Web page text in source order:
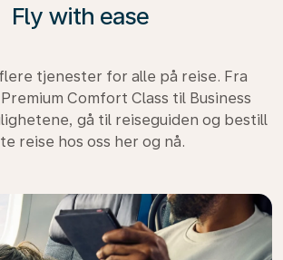
Fly with ease
tjenester for alle på reise. Fra
Comfort Class til Business
gå til reiseguiden og bestill
reise hos oss her og nå.